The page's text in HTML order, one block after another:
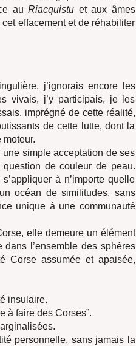
auRiacquistu et aux âmes
effacement et de réhabiliter
j’ignorais encore les
vivais, j’y participais, je les
imprégné de cette réalité,
de cette lutte, dont la
simple acceptation de ses
de couleur de peau.
à n’importe quelle
océan de similitudes, sans
unique à une communauté
elle demeure un élément
l’ensemble des sphères
Corse assumée et apaisée,
insulaire.
à faire des Corses”.
personnelle, sans jamais la